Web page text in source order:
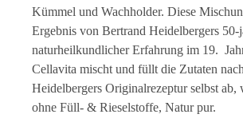
Kümmel und Wachholder. Diese
Ergebnis von Bertrand Heidelbergers 50-
naturheilkundlicher Erfahrung im 19.
Cellavita mischt und füllt die Zutaten
Heidelbergers Originalrezeptur selbst ab,
ohne Füll- & Rieselstoffe, Natur pur.